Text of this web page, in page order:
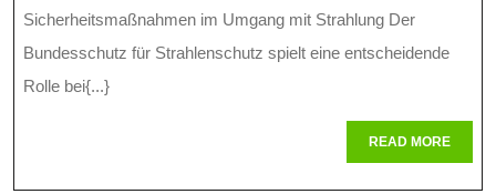
Des
Bundesschutzes
Sicherheitsmaßnahmen im Umgang mit Strahlung Der
Bundesschutz für Strahlenschutz spielt eine entscheidende
Rolle bei{...}
READ MOREREAD
MORE